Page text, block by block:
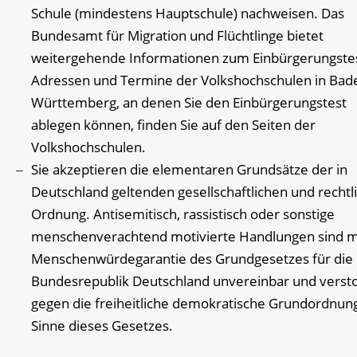
Schule (mindestens Hauptschule) nachweisen. Das
Bundesamt für Migration und Flüchtlinge bietet
weitergehende Informationen zum
Adressen und Termine der Volkshochschulen in
Württemberg, an denen Sie den Einbürgerungstest
ablegen können, finden Sie auf den Seiten der
Volkshochschulen.
Sie akzeptieren die elementaren Grundsätze der in
Deutschland geltenden gesellschaftlichen und
Ordnung. Antisemitisch, rassistisch oder sonstige
menschenverachtend motivierte Handlungen sind
Menschenwürdegarantie des Grundgesetzes für die
Bundesrepublik Deutschland unvereinbar und
gegen die freiheitliche demokratische
Sinne dieses Gesetzes.